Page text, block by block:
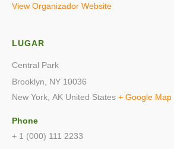
View Organizador Website
LUGAR
Central Park
Brooklyn, NY 10036
New York AK United States + Google Map
Phone
+ 1 (000) 111 2233